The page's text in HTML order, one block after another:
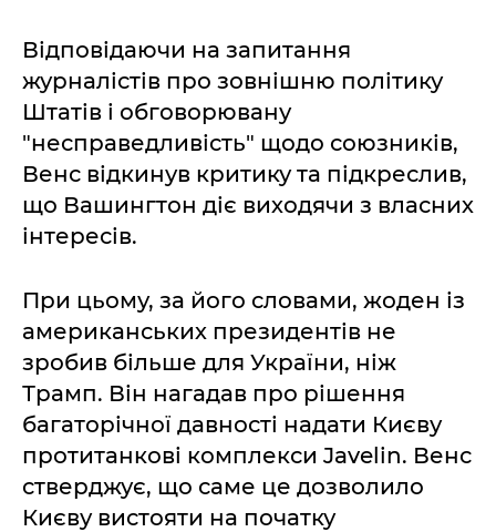
Відповідаючи на запитання
журналістів про зовнішню політику
Штатів і обговорювану
"несправедливість" щодо союзників,
Венс відкинув критику та підкреслив,
що Вашингтон діє виходячи з власних
інтересів.
При цьому, за його словами, жоден із
американських президентів не
зробив більше для України, ніж
Трамп. Він нагадав про рішення
багаторічної давності надати Києву
протитанкові комплекси Javelin. Венс
стверджує, що саме це дозволило
Києву вистояти на початку